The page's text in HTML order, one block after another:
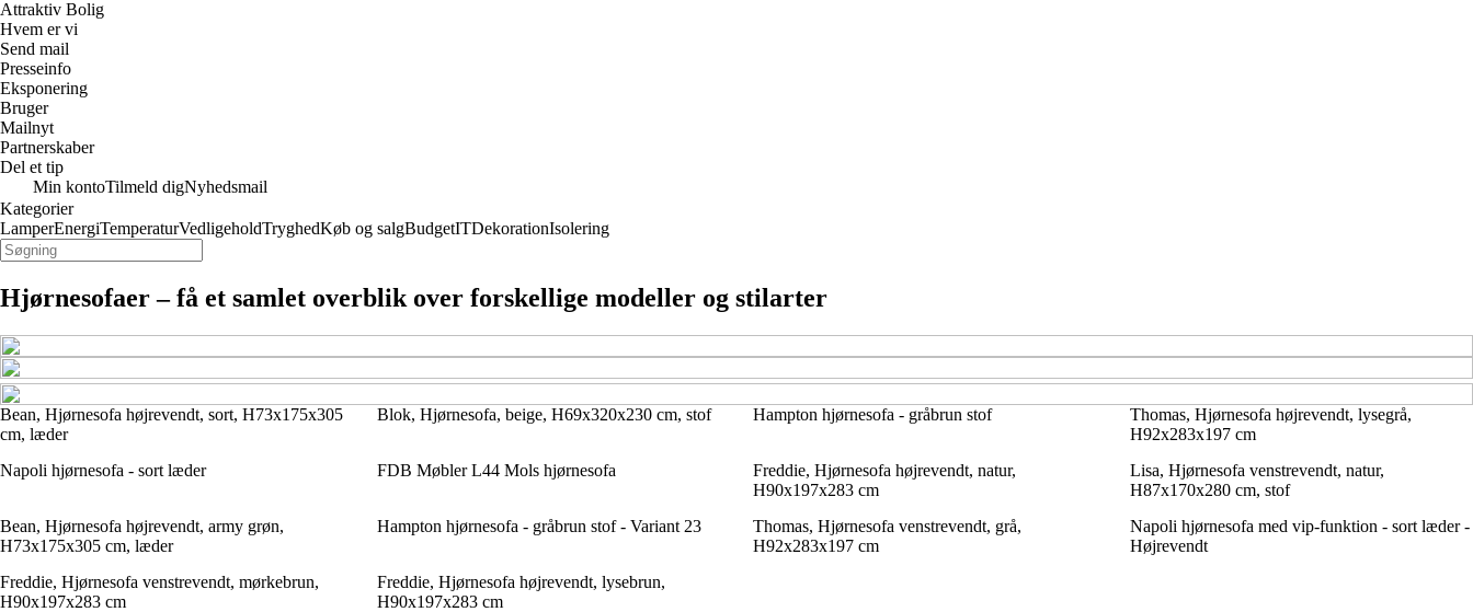
Attraktiv Bolig
Hvem er vi
Send mail
Presseinfo
Eksponering
Bruger
Mailnyt
Partnerskaber
Del et tip
Min kontoTilmeld digNyhedsmail
Kategorier
LamperEnergiTemperaturVedligeholdTryghedKøb og salgBudgetITDekorationIsolering
Hjørnesofaer – få et samlet overblik over forskellige modeller og stilarter
Bean, Hjørnesofa højrevendt, sort, H73x175x305
cm, læder
Blok, Hjørnesofa, beige, H69x320x230 cm, stof Hampton hjørnesofa - gråbrun stof
Thomas, Hjørnesofa højrevendt, lysegrå,
H92x283x197 cm
Napoli hjørnesofa - sort læder
FDB Møbler L44 Mols hjørnesofa
Freddie, Hjørnesofa højrevendt, natur,
H90x197x283 cm
Lisa, Hjørnesofa venstrevendt, natur,
H87x170x280 cm, stof
Bean, Hjørnesofa højrevendt, army grøn,
H73x175x305 cm, læder
Hampton hjørnesofa - gråbrun stof - Variant 23
Thomas, Hjørnesofa venstrevendt, grå,
H92x283x197 cm
Napoli hjørnesofa med vip-funktion - sort læder -
Højrevendt
Freddie, Hjørnesofa venstrevendt, mørkebrun,
H90x197x283 cm
Freddie, Hjørnesofa højrevendt, lysebrun,
H90x197x283 cm